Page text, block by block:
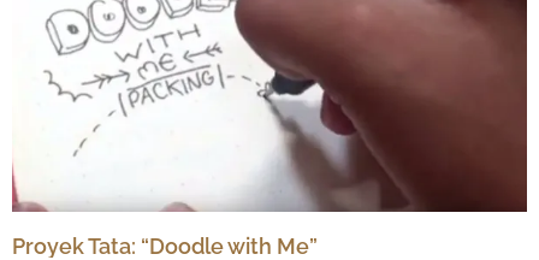
Proyek Tata: “Doodle with Me”